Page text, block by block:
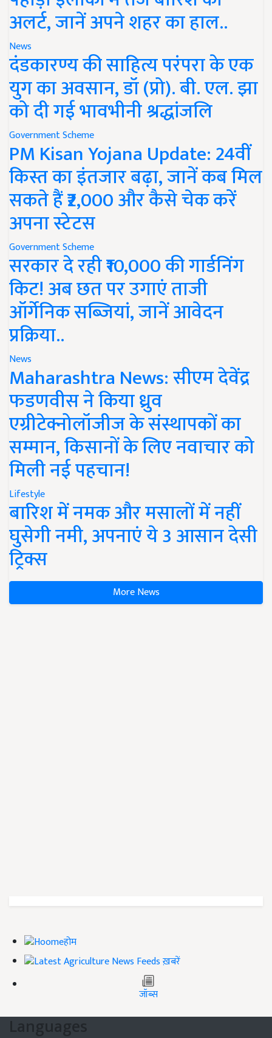
अलर्ट, जानें अपने शहर का हाल..
News
दंडकारण्य की साहित्य परंपरा के एक
युग का अवसान, डॉ (प्रो). बी. एल. झा
को दी गई भावभीनी श्रद्धांजलि
Government Scheme
PM Kisan Yojana Update: 24वीं
किस्त का इंतजार बढ़ा, जानें कब मिल
सकते हैं ₹2,000 और कैसे चेक करें
अपना स्टेटस
Government Scheme
सरकार दे रही ₹10,000 की गार्डनिंग
किट! अब छत पर उगाएं ताजी
ऑर्गेनिक सब्जियां, जानें आवेदन
प्रक्रिया..
News
Maharashtra News: सीएम देवेंद्र
फडणवीस ने किया ध्रुव
एग्रीटेक्नोलॉजीज के संस्थापकों का
सम्मान, किसानों के लिए नवाचार को
मिली नई पहचान!
Lifestyle
बारिश में नमक और मसालों में नहीं
घुसेगी नमी, अपनाएं ये 3 आसान देसी
ट्रिक्स
More News
होम
ख़बरें
जॉब्स
Languages